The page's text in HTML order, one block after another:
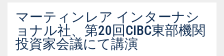
マーティンレア インターナシ
ョナル社、第20回CIBC東部機関
投資家会議にて講演